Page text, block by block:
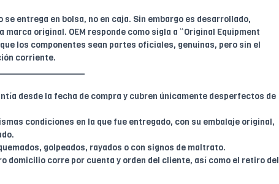
se entrega en bolsa, no en caja. Sin embargo es desarrollado,
original. OEM responde como sigla a “Original Equipment
los componentes sean partes oficiales, genuinas, pero sin el
corriente.
desde la fecha de compra y cubren únicamente desperfectos de
condiciones en la que fue entregado, con su embalaje original,
golpeados, rayados o con signos de maltrato.
domicilio corre por cuenta y orden del cliente, así como el retiro del